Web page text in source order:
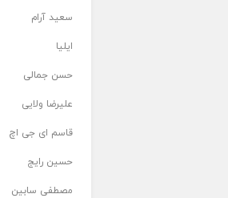
سعید آرام
ایلیا
حسن جمالی
علیرضا ولایی
قاسم ای جی اچ
حسین رایج
مصطفی سابین